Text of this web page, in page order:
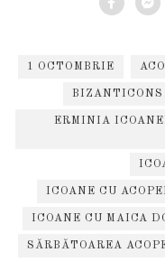
1 OCTOMBRIE
BIZANTICONS
ERMINIA
ICOANE CU
ICOANE CU MAICA
SĂRBĂTOAREA